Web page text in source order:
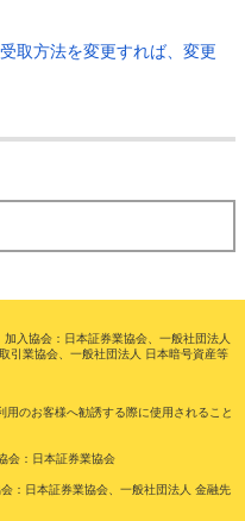
取方法を変更すれば、変更
協会：日本証券業協会、一般社団法人
引業協会、一般社団法人 日本暗号資産等
のお客様へ勧誘する際に使用されること
会：日本証券業協会
：日本証券業協会、一般社団法人 金融先